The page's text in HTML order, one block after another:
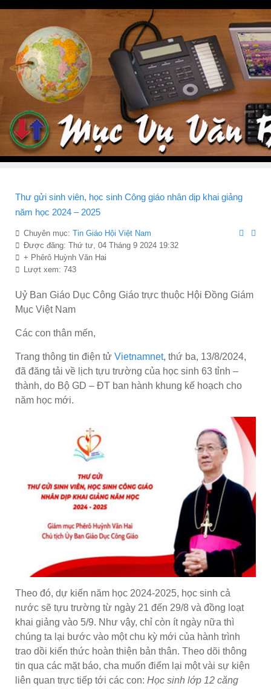
Thư gửi sinh viên, học sinh Công giáo nhân dịp khai giảng
năm học 2024 – 2025
Chuyên mục: Tin Giáo Hội Việt Nam
Được đăng: Thứ tư, 04 Tháng 9 2024 19:32
+ Phêrô Huỳnh Văn Hai
Lượt xem: 743
Uỷ Ban Giáo Dục Công Giáo trực thuộc Hội Đồng Giám
Mục Việt Nam
Các con thân mến,
Trang thông tin điện tử Vietnamnet, thứ ba, 13/8/2024,
đã đăng tải về lịch tựu trường của học sinh 63 tỉnh –
thành, do Bộ GD – ĐT ban hành khung kế hoạch cho
năm học mới.
Theo đó, dự kiến năm học 2024-2025, học sinh cả
nước sẽ tựu trường từ ngày 21 đến 29/8 và đồng loạt
khai giảng vào 5/9. Như vậy, chỉ còn ít ngày nữa thì
chúng ta lại bước vào một chu kỳ mới của hành trình
trao dồi kiến thức hoàn thiện bản thân. Theo dõi thông
tin qua các mặt báo, cha muốn điểm lại một vài sự kiện
liên quan trực tiếp tới các con: Học sinh lớp 12 căng